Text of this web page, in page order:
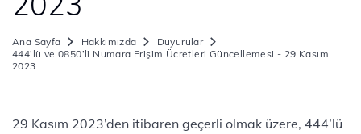
Ana Sayfa Hakkımızda
Duyurular
444’lü ve 0850’li Numara Erişim Ücretleri Güncellemesi - 29 Kasım
2023
​​​29 Kasım 2023’den itibaren geçerli olmak üzere, 444’lü